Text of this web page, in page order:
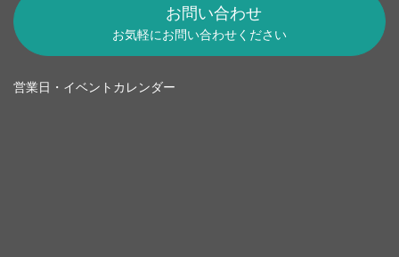
お問い合わせ
お気軽にお問い合わせください
営業日・イベントカレンダー